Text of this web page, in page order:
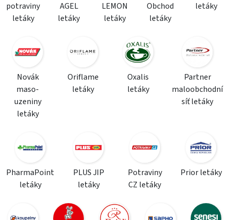
potraviny
letáky
AGEL
letáky
LEMON
letáky
Obchod
letáky
letáky
Novák
maso-
uzeniny
letáky
Oriflame
letáky
Oxalis
letáky
Partner
maloobchodní
síť letáky
PharmaPoint
letáky
PLUS JIP
letáky
Potraviny
CZ letáky
Prior letáky